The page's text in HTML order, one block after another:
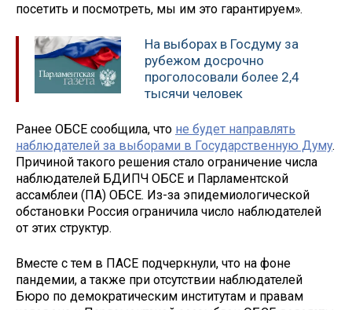
посетить и посмотреть, мы им это гарантируем».
На выборах в Госдуму за
рубежом досрочно
проголосовали более 2,4
тысячи человек
Ранее ОБСЕ сообщила, что не будет направлять
наблюдателей за выборами в Государственную Думу.
Причиной такого решения стало ограничение числа
наблюдателей БДИПЧ ОБСЕ и Парламентской
ассамблеи (ПА) ОБСЕ. Из-за эпидемиологической
обстановки Россия ограничила число наблюдателей
от этих структур.
Вместе с тем в ПАСЕ подчеркнули, что на фоне
пандемии, а также при отсутствии наблюдателей
Бюро по демократическим институтам и правам